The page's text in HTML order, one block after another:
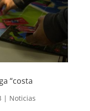
“costa
| Noticias